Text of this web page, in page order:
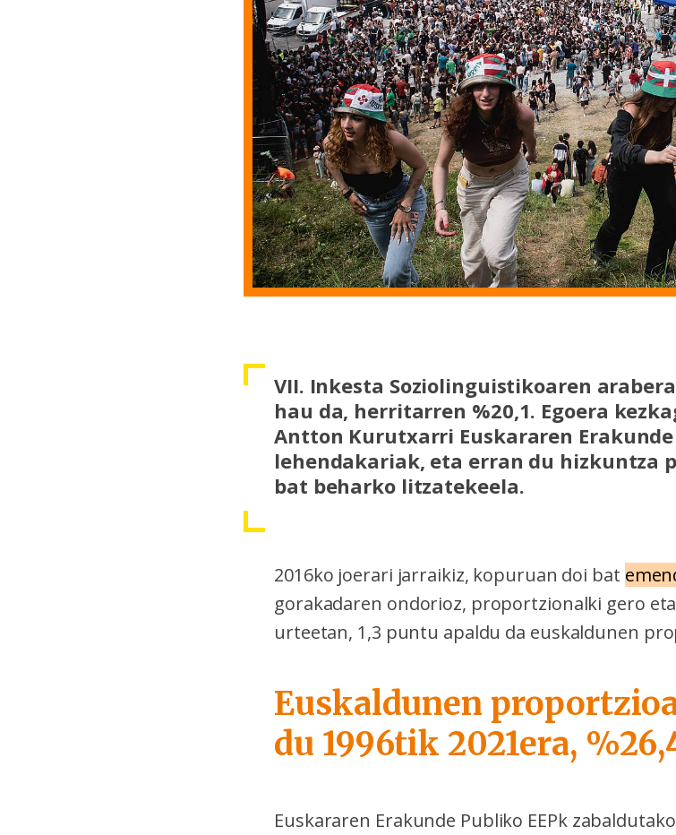
VII. Inkesta Soziolinguistikoaren
hau da, herritarren %20,1. Egoera
Antton Kurutxarri Euskararen
lehendakariak, eta erran du hizkuntza
bat beharko litzatekeela.
2016ko joerari jarraikiz, kopuruan doi bat
gorakadaren ondorioz, proportzionalki gero
urteetan, 1,3 puntu apaldu da euskaldunen
Euskaldunen
du 1996tik 2021era,
Euskararen Erakunde Publiko EEPk